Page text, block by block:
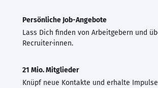
Persönliche Job-Angebote
Lass Dich finden von Arbeitgebern und
Recruiter·innen.
21 Mio. Mitglieder
Knüpf neue Kontakte und erhalte